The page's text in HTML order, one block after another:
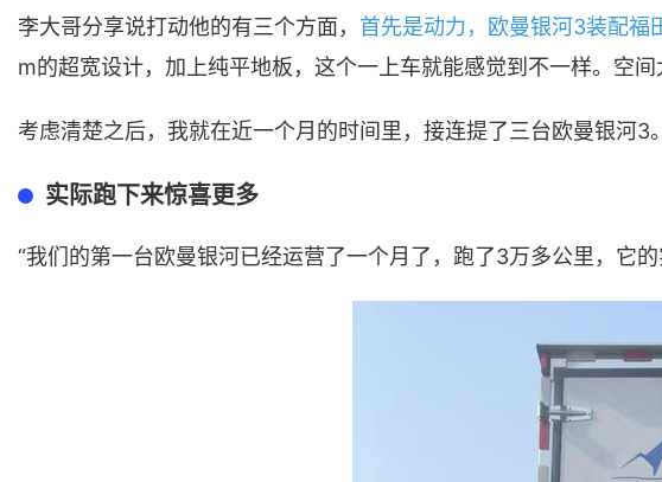
李大哥分享说打动他的有三个方面， 首先是动力，欧曼银河3装配
m的超宽设计，加上纯平地板，这个一上车就能感觉到不一样。空
考虑清楚之后，我就在近一个月的时间里，接连提了三台欧曼银河3。
实际跑下来惊喜更多
“我们的第一台欧曼银河已经运营了一个月了，跑了3万多公里，它